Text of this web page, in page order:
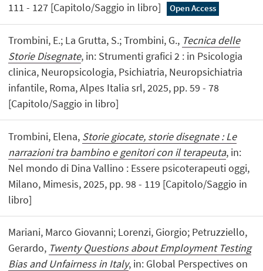
111 - 127 [Capitolo/Saggio in libro]
Open Access
Trombini, E.; La Grutta, S.; Trombini, G., Tecnica delle
Storie Disegnate, in: Strumenti grafici 2 : in Psicologia
clinica, Neuropsicologia, Psichiatria, Neuropsichiatria
infantile, Roma, Alpes Italia srl, 2025, pp. 59 - 78
[Capitolo/Saggio in libro]
Trombini, Elena, Storie giocate, storie disegnate : Le
narrazioni tra bambino e genitori con il terapeuta, in:
Nel mondo di Dina Vallino : Essere psicoterapeuti oggi,
Milano, Mimesis, 2025, pp. 98 - 119 [Capitolo/Saggio in
libro]
Mariani, Marco Giovanni; Lorenzi, Giorgio; Petruzziello,
Gerardo, Twenty Questions about Employment Testing
Bias and Unfairness in Italy, in: Global Perspectives on